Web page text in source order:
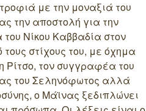
με την μοναξιά του
την αποστολή για την
Νίκου Καββαδία στον
στίχους του, με όχημα
Ρίτσο, τον συγγραφέα του
του Σεληνόφωτος αλλά
ο Μάϊνας ξεδιπλώνει